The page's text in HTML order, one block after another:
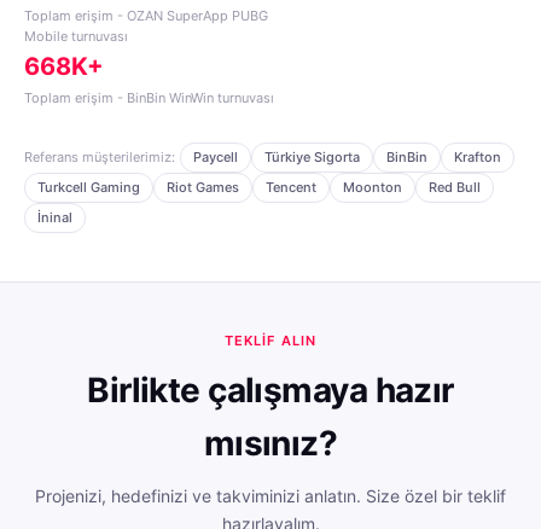
Toplam erişim - OZAN SuperApp PUBG
Mobile turnuvası
668K+
Toplam erişim - BinBin WinWin turnuvası
Referans müşterilerimiz: Paycell Türkiye Sigorta BinBin
Krafton
Turkcell Gaming
Riot Games Tencent Moonton
Red Bull
İninal
TEKLIF ALIN
Birlikte çalışmaya hazır
mısınız?
Projenizi, hedefinizi ve takviminizi anlatın. Size özel bir teklif
hazırlayalım.